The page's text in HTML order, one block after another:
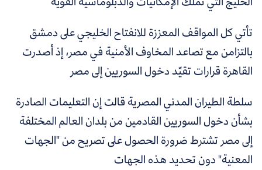
تأتي كل المواقف المعززة للانفتاح الخليجي على دمشق
بالتزامن مع تصاعد المخاوف الأمنية في مصر، إذ أصدرت
القاهرة قرارات تقيّد دخول السوريين إلى مصر
سلطة الطيران المدني المصرية قالت إن التعليمات الصادرة
بشأن دخول السوريين القادمين من بلدان العالم المختلفة
إلى مصر تشترط ضرورة الحصول على تصريح من "الجهات
المعنية" دون تحديد هذه الجهات